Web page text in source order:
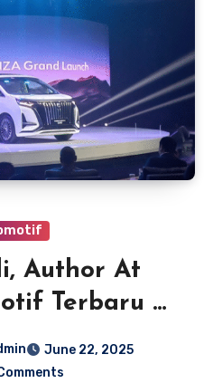
Author At
Terbaru &
Dan Luar
June 22, 2025